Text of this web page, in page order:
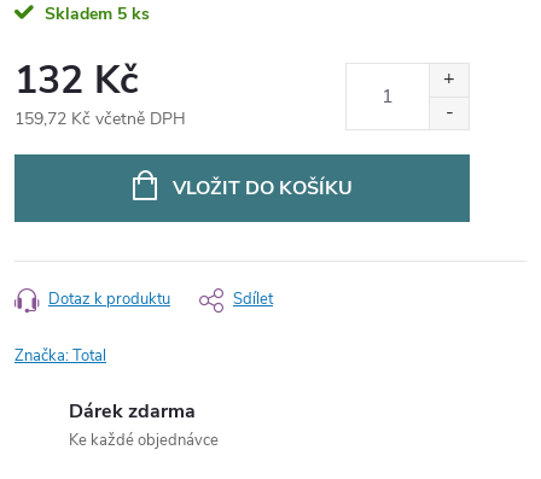
Skladem 5 ks
132 Kč
159,72 Kč včetně DPH
VLOŽIT DO KOŠÍKU
Dotaz k produktu Sdílet
Značka:Total
Dárek zdarma
Ke každé objednávce